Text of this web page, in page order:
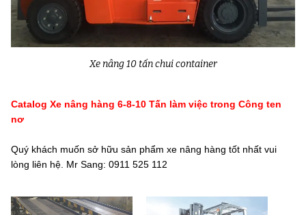
Xe nâng 10 tấn chui container
Catalog Xe nâng hàng 6-8-10 Tấn làm việc trong Công ten
nơ
Quý khách muốn sở hữu sản phẩm xe nâng hàng tốt nhất vui
lòng liên hệ. Mr Sang: 0911 525 112